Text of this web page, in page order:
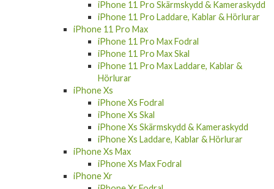
iPhone 11 Pro Laddare, Kablar & Hörlurar
iPhone 11 Pro Max
iPhone 11 Pro Max Fodral
iPhone 11 Pro Max Skal
iPhone 11 Pro Max Laddare, Kablar &
Hörlurar
iPhone Xs
iPhone Xs Fodral
iPhone Xs Skal
iPhone Xs Skärmskydd & Kameraskydd
iPhone Xs Laddare, Kablar & Hörlurar
iPhone Xs Max
iPhone Xs Max Fodral
iPhone Xr
iPhone Xr Fodral